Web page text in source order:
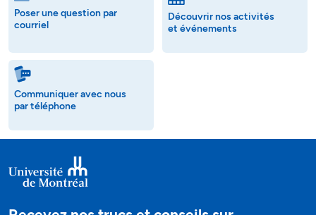
Poser une question par
courriel
Découvrir nos activités
et événements
Communiquer avec nous
par téléphone